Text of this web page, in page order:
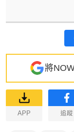
將
APP 追蹤